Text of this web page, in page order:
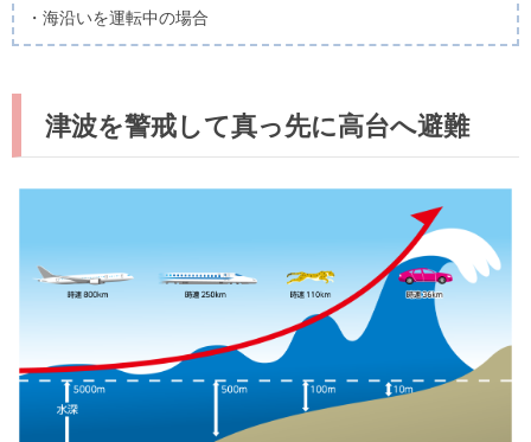
・海沿いを運転中の場合
津波を警戒して真っ先に高台へ避難